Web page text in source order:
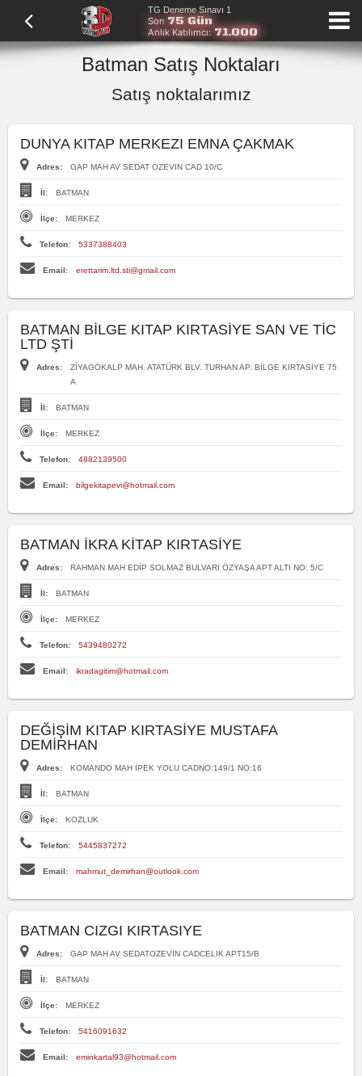
TG Deneme Sınavı 1
Son 75 Gün
Anlık Katılımcı:71.000
Batman Satış Noktaları
Satış noktalarımız
DUNYA KITAP MERKEZI EMNA ÇAKMAK
Adres: GAP MAH AV SEDAT OZEVIN CAD 10/C
İl: BATMAN
İlçe: MERKEZ
Telefon: 5337388403
Email: erettarim.ltd.sti@gmail.com
BATMAN BİLGE KITAP KIRTASİYE SAN VE TİC
LTD ŞTİ
Adres:
ZİYAGÖKALP MAH. ATATÜRK BLV. TURHAN AP. BİLGE KIRTASİYE 75
A
İl: BATMAN
İlçe: MERKEZ
Telefon: 4882139500
Email: bilgekitapevi@hotmail.com
BATMAN İKRA KİTAP KIRTASİYE
Adres: RAHMAN MAH EDİP SOLMAZ BULVARI ÖZYAŞA APT ALTI NO: 5/C
İl: BATMAN
İlçe: MERKEZ
Telefon: 5439480272
Email: ikradagitim@hotmail.com
DEĞİŞİM KITAP KIRTASİYE MUSTAFA
DEMİRHAN
Adres: KOMANDO MAH İPEK YOLU CADNO:149/1 NO:16
İl: BATMAN
İlçe: KOZLUK
Telefon: 5445837272
Email: mahmut_demirhan@outlook.com
BATMAN CIZGI KIRTASIYE
Adres: GAP MAH AV SEDATOZEVIN CADCELIK APT15/B
İl: BATMAN
İlçe: MERKEZ
Telefon: 5416091632
Email: eminkartal93@hotmail.com